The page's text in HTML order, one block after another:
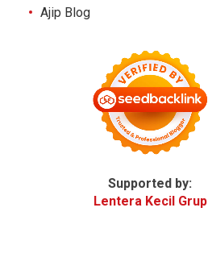
Ajip Blog
Supported by:
Lentera Kecil Grup